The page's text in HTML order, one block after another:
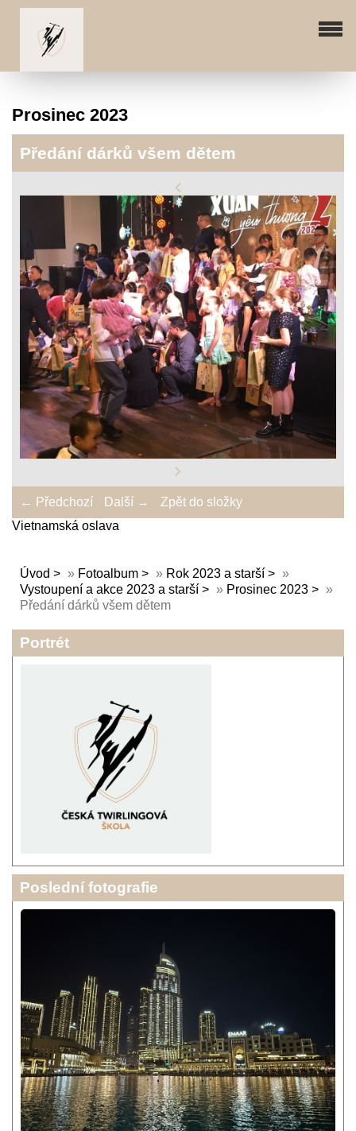
Prosinec 2023
Předání dárků všem dětem
← Předchozí Další →
Zpět do složky
Vietnamská oslava
Úvod » Fotoalbum » Rok 2023 a starší
»
Vystoupení a akce 2023 a starší
» Prosinec 2023
»
Předání dárků všem dětem
Portrét
Poslední fotografie